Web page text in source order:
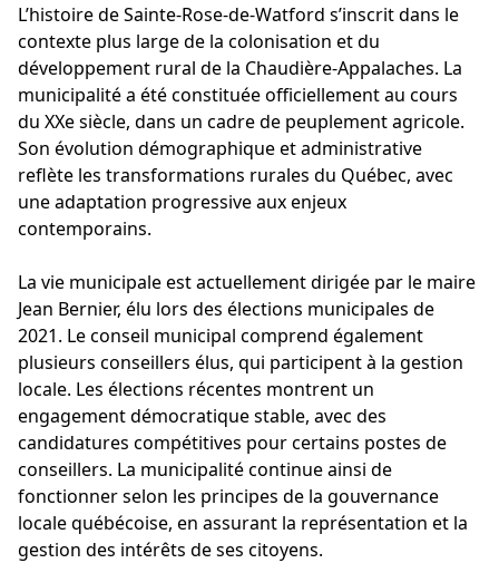
L’histoire de Sainte-Rose-de-Watford s’inscrit dans le
contexte plus large de la colonisation et du
développement rural de la Chaudière-Appalaches. La
municipalité a été constituée officiellement au cours
du XXe siècle, dans un cadre de peuplement agricole.
Son évolution démographique et administrative
reflète les transformations rurales du Québec, avec
une adaptation progressive aux enjeux
contemporains.
La vie municipale est actuellement dirigée par le maire
Jean Bernier, élu lors des élections municipales de
2021. Le conseil municipal comprend également
plusieurs conseillers élus, qui participent à la gestion
locale. Les élections récentes montrent un
engagement démocratique stable, avec des
candidatures compétitives pour certains postes de
conseillers. La municipalité continue ainsi de
fonctionner selon les principes de la gouvernance
locale québécoise, en assurant la représentation et la
gestion des intérêts de ses citoyens.